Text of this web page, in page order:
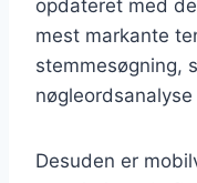
opdateret med
mest markante
stemmesøgning,
Desuden er